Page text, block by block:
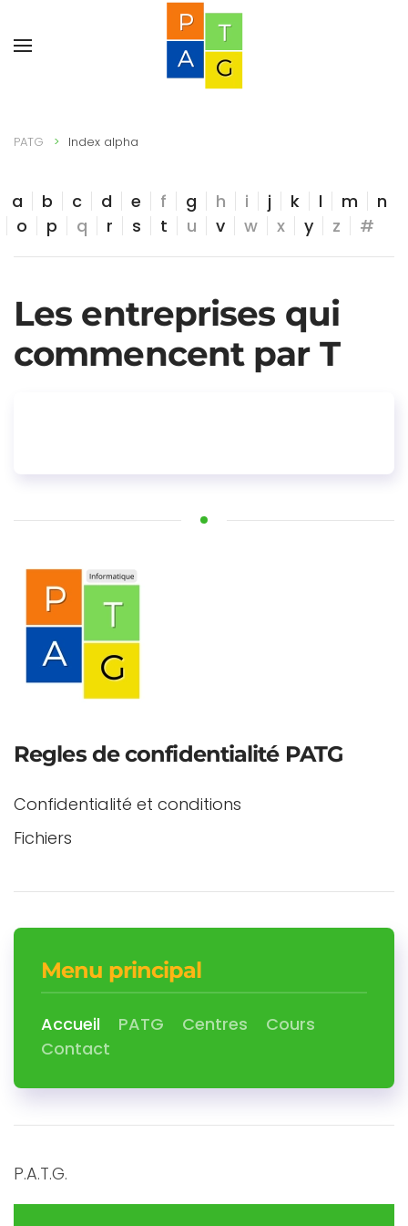
PATG Index alpha
a b c d e f g h i j k l m
n
o
p q r s t u v w x y z #
Les entreprises qui
commencent par T
Regles de confidentialité PATG
Confidentialité et conditions
Fichiers
Menu principal
Accueil PATG Centres
Cours
Contact
P.A.T.G.